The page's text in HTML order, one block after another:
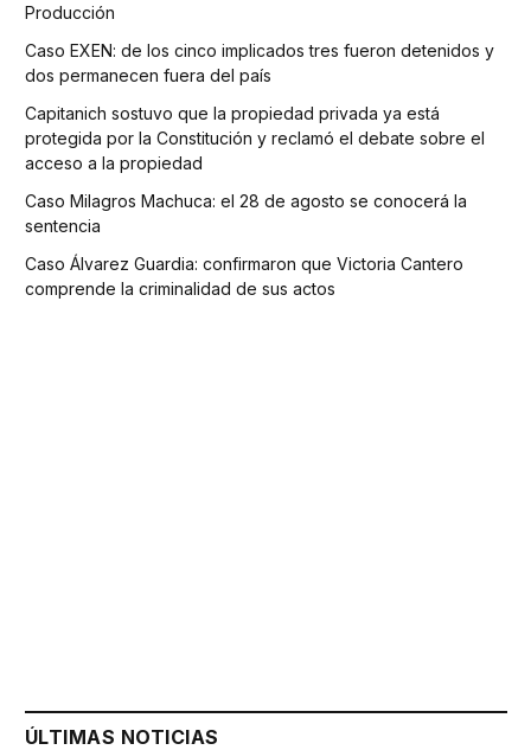
Producción
Caso EXEN: de los cinco implicados tres fueron detenidos y
dos permanecen fuera del país
Capitanich sostuvo que la propiedad privada ya está
protegida por la Constitución y reclamó el debate sobre el
acceso a la propiedad
Caso Milagros Machuca: el 28 de agosto se conocerá la
sentencia
Caso Álvarez Guardia: confirmaron que Victoria Cantero
comprende la criminalidad de sus actos
ÚLTIMAS NOTICIAS